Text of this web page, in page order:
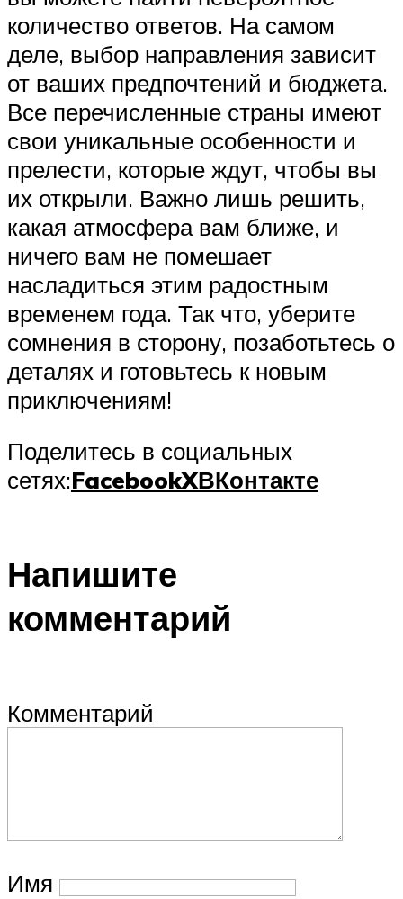
количество ответов. На самом
деле, выбор направления зависит
от ваших предпочтений и бюджета.
Все перечисленные страны имеют
свои уникальные особенности и
прелести, которые ждут, чтобы вы
их открыли. Важно лишь решить,
какая атмосфера вам ближе, и
ничего вам не помешает
насладиться этим радостным
временем года. Так что, уберите
сомнения в сторону, позаботьтесь о
деталях и готовьтесь к новым
приключениям!
Поделитесь в социальных
сетях:FacebookXВКонтакте
Напишите
комментарий
Комментарий
Имя